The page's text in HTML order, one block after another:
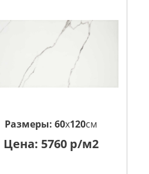
Размеры: 60x120см
Цена: 5760р/м2